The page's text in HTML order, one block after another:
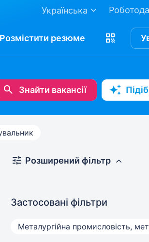
Українська
Розмістити резюме
Знайти вакансії
Розширений фільтр
Застосовані фільтри